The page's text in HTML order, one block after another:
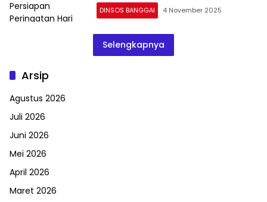
DINSOS BANGGAI 4 November 2025
Selengkapnya
Arsip
Agustus 2026
Juli 2026
Juni 2026
Mei 2026
April 2026
Maret 2026